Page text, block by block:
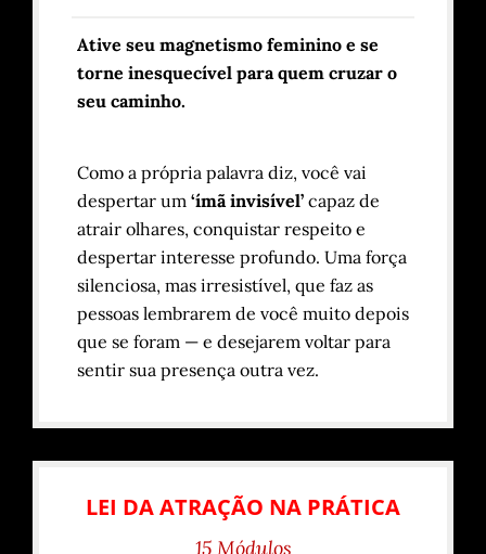
Ative seu magnetismo feminino e se
torne inesquecível para quem cruzar o
seu caminho.
Como a própria palavra diz, você vai
despertar um ‘ímã invisível’ capaz de
atrair olhares, conquistar respeito e
despertar interesse profundo. Uma força
silenciosa, mas irresistível, que faz as
pessoas lembrarem de você muito depois
que se foram — e desejarem voltar para
sentir sua presença outra vez.
LEI DA ATRAÇÃO NA PRÁTICA
15 Módulos